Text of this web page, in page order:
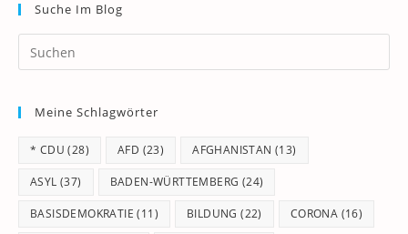
Suche Im Blog
Meine Schlagwörter
* CDU (28) AFD (23) AFGHANISTAN (13)
ASYL (37) BADEN-WÜRTTEMBERG (24)
BASISDEMOKRATIE (11) BILDUNG (22) CORONA (16)